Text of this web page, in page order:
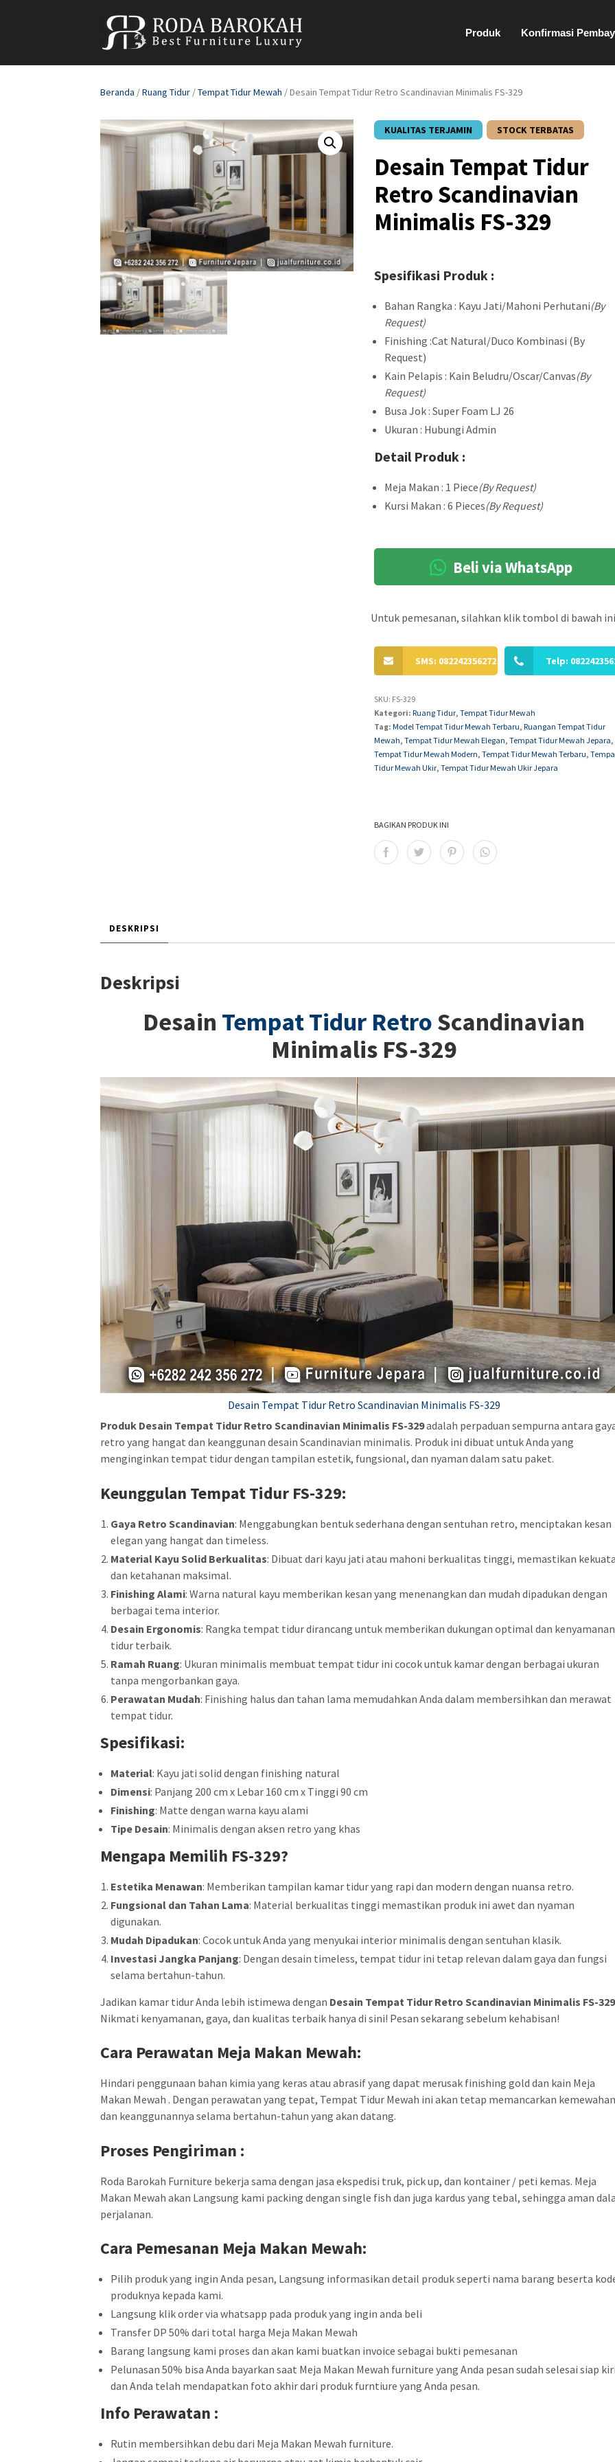
Produk Konfirmasi
Beranda /Ruang Tidur /Tempat Tidur Mewah / Desain Tempat Tidur Retro Scandinavian Minimalis FS-329
KUALITAS TERJAMIN STOCK TERBATAS
Desain Tempat Tidur
Retro Scandinavian
Minimalis FS-329
Spesifikasi Produk :
Bahan Rangka : Kayu Jati/Mahoni Perhutani(By
Request)
Finishing :Cat Natural/Duco Kombinasi (By
Request)
Kain Pelapis : Kain Beludru/Oscar/Canvas(By
Request)
Busa Jok : Super Foam LJ 26
Ukuran : Hubungi Admin
Detail Produk :
Meja Makan : 1 Piece(By Request)
Kursi Makan : 6 Pieces(By Request)
Beli via WhatsApp
Untuk pemesanan, silahkan klik tombol di bawah
SMS: 082242356272 Telp:
SKU: FS-329
Kategori:Ruang Tidur,Tempat Tidur Mewah
Tag:Model Tempat Tidur Mewah Terbaru,Ruangan Tempat Tidur
Mewah,Tempat Tidur Mewah Elegan,Tempat Tidur Mewah Jepara,
Tempat Tidur Mewah Modern,Tempat Tidur Mewah Terbaru,
Tidur Mewah Ukir,Tempat Tidur Mewah Ukir Jepara
BAGIKAN PRODUK INI
DESKRIPSI
Deskripsi
Desain Tempat Tidur Retro Scandinavian
Minimalis FS-329
Desain Tempat Tidur Retro Scandinavian Minimalis FS-329
Produk Desain Tempat Tidur Retro Scandinavian Minimalis FS-329adalah perpaduan sempurna antara
retro yang hangat dan keanggunan desain Scandinavian minimalis. Produk ini dibuat untuk Anda yang
menginginkan tempat tidur dengan tampilan estetik, fungsional, dan nyaman dalam satu paket.
Keunggulan Tempat Tidur FS-329:
Gaya Retro Scandinavian: Menggabungkan bentuk sederhana dengan sentuhan retro, menciptakan kesan
elegan yang hangat dan timeless.
Material Kayu Solid Berkualitas: Dibuat dari kayu jati atau mahoni berkualitas tinggi, memastikan
dan ketahanan maksimal.
Finishing Alami: Warna natural kayu memberikan kesan yang menenangkan dan mudah dipadukan dengan
berbagai tema interior.
Desain Ergonomis: Rangka tempat tidur dirancang untuk memberikan dukungan optimal dan kenyamanan
tidur terbaik.
Ramah Ruang: Ukuran minimalis membuat tempat tidur ini cocok untuk kamar dengan berbagai ukuran
tanpa mengorbankan gaya.
Perawatan Mudah: Finishing halus dan tahan lama memudahkan Anda dalam membersihkan dan merawat
tempat tidur.
Spesifikasi:
Material: Kayu jati solid dengan finishing natural
Dimensi: Panjang 200 cm x Lebar 160 cm x Tinggi 90 cm
Finishing: Matte dengan warna kayu alami
Tipe Desain: Minimalis dengan aksen retro yang khas
Mengapa Memilih FS-329?
Estetika Menawan: Memberikan tampilan kamar tidur yang rapi dan modern dengan nuansa retro.
Fungsional dan Tahan Lama: Material berkualitas tinggi memastikan produk ini awet dan nyaman
digunakan.
Mudah Dipadukan: Cocok untuk Anda yang menyukai interior minimalis dengan sentuhan klasik.
Investasi Jangka Panjang: Dengan desain timeless, tempat tidur ini tetap relevan dalam gaya dan fungsi
selama bertahun-tahun.
Jadikan kamar tidur Anda lebih istimewa dengan Desain Tempat Tidur Retro Scandinavian Minimalis FS-329
Nikmati kenyamanan, gaya, dan kualitas terbaik hanya di sini! Pesan sekarang sebelum kehabisan!
Cara Perawatan Meja Makan Mewah:
Hindari penggunaan bahan kimia yang keras atau abrasif yang dapat merusak finishing gold dan kain Meja
Makan Mewah . Dengan perawatan yang tepat, Tempat Tidur Mewah ini akan tetap memancarkan
dan keanggunannya selama bertahun-tahun yang akan datang.
Proses Pengiriman :
Roda Barokah Furniture bekerja sama dengan jasa ekspedisi truk, pick up, dan kontainer / peti kemas. Meja
Makan Mewah akan Langsung kami packing dengan single fish dan juga kardus yang tebal, sehingga aman
perjalanan.
Cara Pemesanan Meja Makan Mewah:
Pilih produk yang ingin Anda pesan, Langsung informasikan detail produk seperti nama barang beserta
produknya kepada kami.
Langsung klik order via whatsapp pada produk yang ingin anda beli
Transfer DP 50% dari total harga Meja Makan Mewah
Barang langsung kami proses dan akan kami buatkan invoice sebagai bukti pemesanan
Pelunasan 50% bisa Anda bayarkan saat Meja Makan Mewah furniture yang Anda pesan sudah selesai siap
dan Anda telah mendapatkan foto akhir dari produk furntiure yang Anda pesan.
Info Perawatan :
Rutin membersihkan debu dari Meja Makan Mewah furniture.